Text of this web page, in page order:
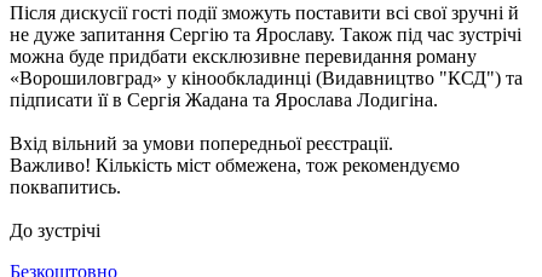
Після дискусії гості події зможуть поставити всі свої зручні й
не дуже запитання Сергію та Ярославу. Також під час зустрічі
можна буде придбати ексклюзивне перевидання роману
«Ворошиловград» у кінообкладинці (Видавництво "КСД") та
підписати її в Сергія Жадана та Ярослава Лодигіна.
Вхід вільний за умови попередньої реєстрації.
Важливо! Кількість міст обмежена, тож рекомендуємо
поквапитись.
До зустрічі
Безкоштовно